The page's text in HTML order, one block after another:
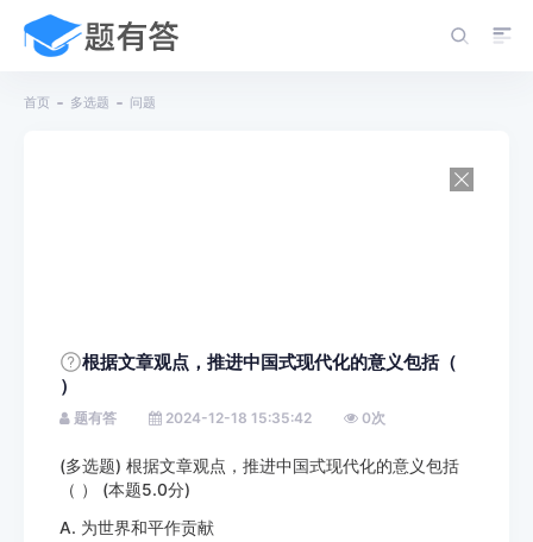
首页 多选题 问题
根据文章观点，推进中国式现代化的意义包括（
）
题有答 2024-12-18 15:35:42 0次
(多选题) 根据文章观点，推进中国式现代化的意义包括
（ ） (本题5.0分)
A. 为世界和平作贡献